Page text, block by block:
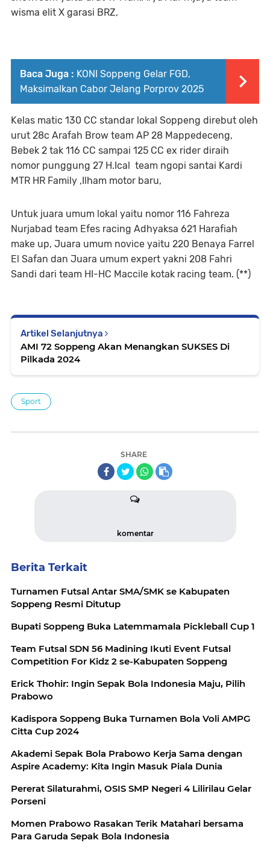
wisma elit X garasi BRZ,
Baca Juga : KONI Soppeng Gelar FGD,
Maksimalkan Cabor Jelang Porprov 2025
Kelas matic 130 CC standar lokal Soppeng direbut oleh
urut 28c Arafah Brow team AP 28 Mappedeceng,
Bebek 2 tak 116 CC sampai 125 CC ex rider diraih
nomor punggung 27 H.Ical team ngopi santai Kardi
MTR HR Family ,Ilham motor baru,
Untuk juara umum lokal yaitu nomor 116 Fahreza
Nurjabad team Efes racing Adhyaksa 621 Harafiah
make up, Juara umum novice yaitu 220 Benaya Farrel
El Safan dan Juara umum expert yakni 208 Fahri
Sandi dari team HI-HC Maccile kotak racing team. (**)
Artikel Selanjutnya
AMI 72 Soppeng Akan Menangkan SUKSES Di
Pilkada 2024
Sport
SHARE
komentar
Berita Terkait
Turnamen Futsal Antar SMA/SMK se Kabupaten
Soppeng Resmi Ditutup
Bupati Soppeng Buka Latemmamala Pickleball Cup 1
Team Futsal SDN 56 Madining Ikuti Event Futsal
Competition For Kidz 2 se-Kabupaten Soppeng
Erick Thohir: Ingin Sepak Bola Indonesia Maju, Pilih
Prabowo
Kadispora Soppeng Buka Turnamen Bola Voli AMPG
Citta Cup 2024
Akademi Sepak Bola Prabowo Kerja Sama dengan
Aspire Academy: Kita Ingin Masuk Piala Dunia
Pererat Silaturahmi, OSIS SMP Negeri 4 Lilirilau Gelar
Porseni
Momen Prabowo Rasakan Terik Matahari bersama
Para Garuda Sepak Bola Indonesia